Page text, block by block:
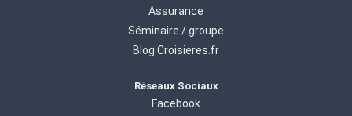
Assurance
Séminaire / groupe
Blog Croisieres.fr
Réseaux Sociaux
Facebook